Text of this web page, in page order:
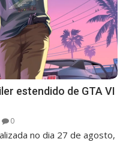
estendido de GTA VI
0
no dia 27 de agosto,